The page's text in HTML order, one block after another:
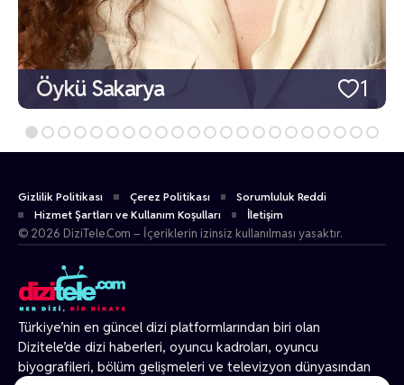
1
Öykü Sakarya
Türkiye’nin en güncel dizi platformlarından biri olan
Dizitele’de dizi haberleri, oyuncu kadroları, oyuncu
biyografileri, bölüm gelişmeleri ve televizyon dünyasından
Gizlilik Politikası Çerez Politikası
Sorumluluk Reddi
Hizmet Şartları ve Kullanım Koşulları
İletişim
© 2026 DiziTele.Com – İçeriklerin izinsiz kullanılması yasaktır.